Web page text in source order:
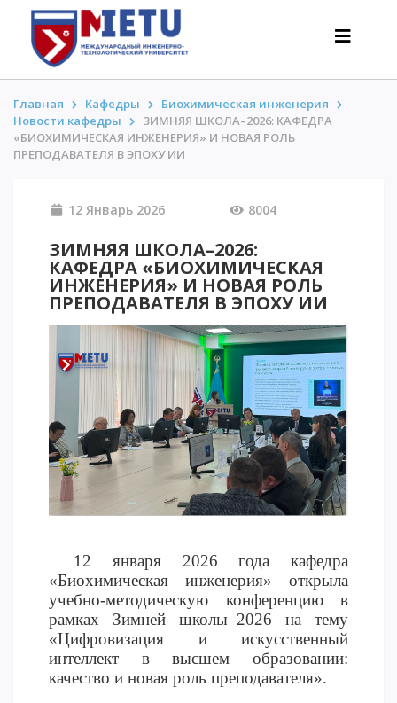
АБИТУРИЕНТАМ
Все о поступлении
АнтиОлимпиада
Стоимость обучения
Скидки и льготы
Меньше 50 баллов/Без ЕНТ
ИНТЕРЕСНОЕ
Напутствие
Международная программа АССА
Проживание и общежития
Кампус-тур
ОБРАЗОВАТЕЛЬНЫЕ ПРОГРАММЫ
Колледж
Бакалавриат
Магистратура
Главная Кафедры
Биохимическая инженерия
Новости кафедры
ЗИМНЯЯ ШКОЛА–2026: КАФЕДРА
«БИОХИМИЧЕСКАЯ ИНЖЕНЕРИЯ» И НОВАЯ РОЛЬ
ПРЕПОДАВАТЕЛЯ В ЭПОХУ ИИ
12 Январь 2026 8004
ЗИМНЯЯ ШКОЛА–2026:
КАФЕДРА «БИОХИМИЧЕСКАЯ
ИНЖЕНЕРИЯ» И НОВАЯ РОЛЬ
ПРЕПОДАВАТЕЛЯ В ЭПОХУ ИИ
12 января 2026 года кафедра
«Биохимическая инженерия» открыла
учебно-методическую конференцию в
рамках Зимней школы–2026 на тему
«Цифровизация и искусственный
интеллект в высшем образовании:
качество и новая роль преподавателя».